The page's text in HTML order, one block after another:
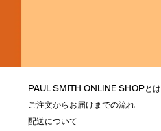
PAUL SMITH ONLINE SHOPとは
ご注文からお届けまでの流れ
配送について